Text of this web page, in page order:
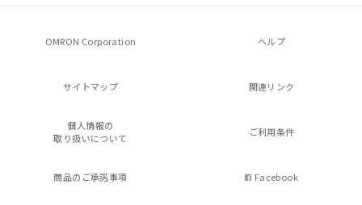
OMRON Corporation ヘルプ
サイトマップ 関連リンク
個人情報の
取り扱いについて
ご利用条件
商品のご承諾事項 Facebook